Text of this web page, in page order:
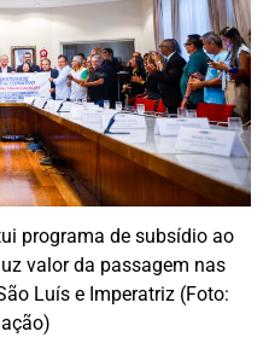
programa de subsídio ao
valor da passagem nas
Luís e Imperatriz (Foto: